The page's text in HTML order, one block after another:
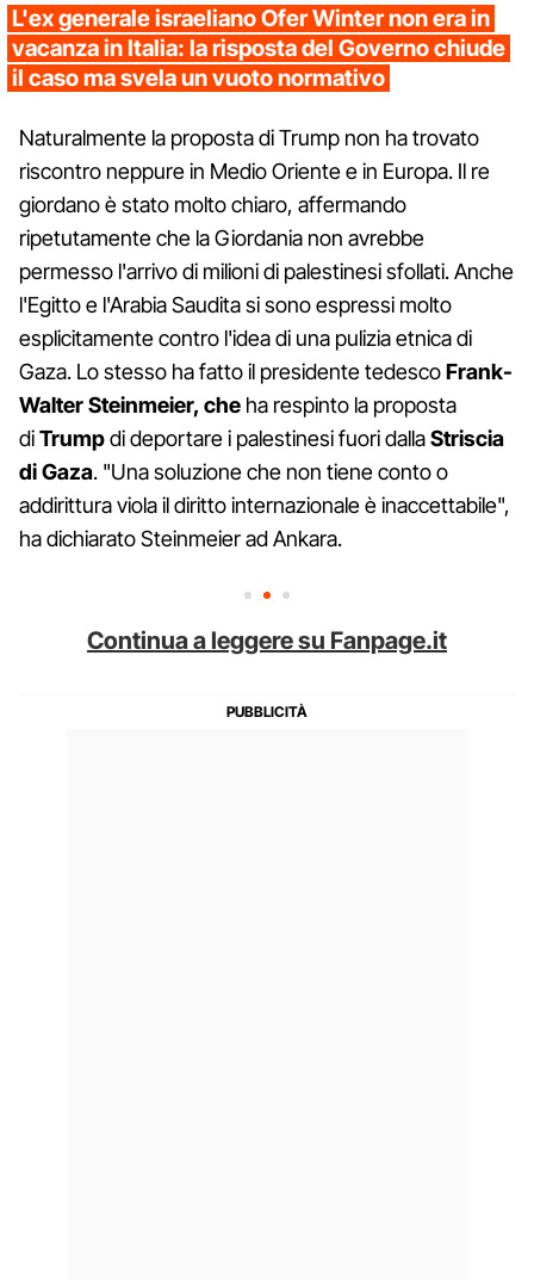
L'ex generale israeliano Ofer Winter non era in
vacanza in Italia: la risposta del Governo chiude
il caso ma svela un vuoto normativo
Naturalmente la proposta di Trump non ha trovato
riscontro neppure in Medio Oriente e in Europa. Il re
giordano è stato molto chiaro, affermando
ripetutamente che la Giordania non avrebbe
permesso l'arrivo di milioni di palestinesi sfollati. Anche
l'Egitto e l'Arabia Saudita si sono espressi molto
esplicitamente contro l'idea di una pulizia etnica di
Gaza. Lo stesso ha fatto il presidente tedescoFrank-
Walter Steinmeier, che ha respinto la proposta
diTrumpdi deportare i palestinesi fuori dallaStriscia
di Gaza. "Una soluzione che non tiene conto o
addirittura viola il diritto internazionale è inaccettabile",
ha dichiarato Steinmeier ad Ankara.
Continua a leggere su Fanpage.it